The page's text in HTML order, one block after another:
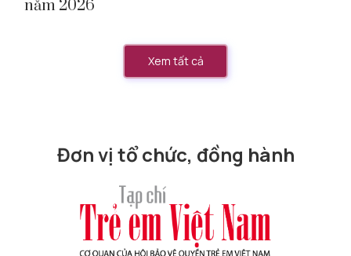
năm 2026
Xem tất cả
Đơn vị tổ chức, đồng hành